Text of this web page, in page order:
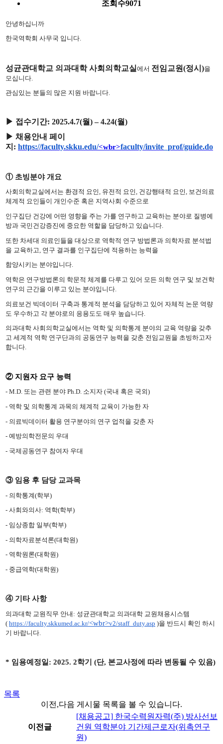
조회수9071
안녕하십니까
한국역학회 사무국 입니다.
성균관대학교 의과대학 사회의학교실 에서 전임교원(정시 )을
모십니다
관심있는 분들의 많은 지원 바랍니다.
▶ 접수기간: 2025.4.7(월) – 4.24(월)
▶ 채용안내 페이
지 : https://faculty.skku.edu/<wbr>faculty/invite_prof/guide.do
① 초빙분야 개요
사회의학교실에서는 환경적 요인, 유전적 요인, 건강행태적 요인, 보건의료
체계적 요인들이 개인수준 혹은 지역사회 수준으로
인구집단 건강에 어떤 영향을 주는 가를 연구하고 교육하는 분야로 질병예
방과 국민건강증진에 중요한 역할을 담당하고 있습니다
또한 차세대 의료인들을 대상으로 역학적 연구 방법론과 의학자료 분석법
을 교육하고 연구 결과를 인구집단에 적용하는 능력을
함양시키는 분야입니다.
역학은 연구방법론의 학문적 체계를 다루고 있어 모든 의학 연구 및 보건학
연구의 근간을 이루고 있는 분야입니다
의료보건 빅데이터 구축과 통계적 분석을 담당하고 있어 자체적 논문 역량
도 우수하고 각 분야로의 응용도도 매우 높습니다
의과대학 사회의학교실에서는 역학 및 의학통계 분야의 교육 역량을 갖추
고 세계적 역학 연구단과의 공동연구 능력을 갖춘 전임교원을 초빙하고자
합니다.
② 지원자 요구 능력
- M.D. 또는 관련 분야 Ph.D. 소지자 (국내 혹은 국외)
- 역학 및 의학통계 과목의 체계적 교육이 가능한 자
- 의료빅데이터 활용 연구분야의 연구 업적을 갖춘 자
- 예방의학전문의 우대
- 국제공동연구 참여자 우대
③ 임용 후 담당 교과목
- 의학통계(학부)
- 사회와의사: 역학(학부)
- 임상종합 일부(학부)
- 의학자료분석론(대학원)
- 역학원론(대학원)
- 중급역학(대학원)
④ 기타 사항
의과대학 교원직무 안내 : 성균관대학교 의과대학 교원채용시스템
( https://faculty.skkumed.ac.kr/<wbr>v2/staff_duty.asp )을 반드시 확인 하시
기 바랍니다.
* 임용예정일: 2025. 2학기 (단, 본교사정에 따라 변동될 수 있음)
목록
이전,다음 게시물 목록을 볼 수 있습니다.
이전글
[채용공고] 한국수력원자력(주) 방사선보
건원 역학분야 기간제근로자(위촉연구
원)